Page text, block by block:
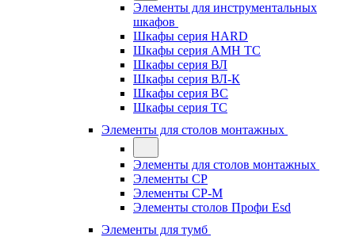
Элементы для инструментальных
шкафов
Шкафы серия HARD
Шкафы серия АМН ТС
Шкафы серия ВЛ
Шкафы серия ВЛ-К
Шкафы серия ВС
Шкафы серия ТС
Элементы для столов монтажных
Элементы для столов монтажных
Элементы СР
Элементы СР-М
Элементы столов Профи Esd
Элементы для тумб